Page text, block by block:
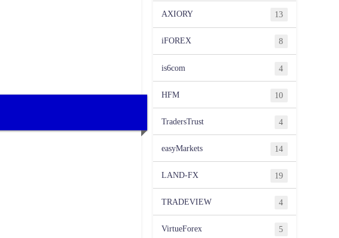
AXIORY 13
iFOREX 8
is6com 4
HFM 10
TradersTrust 4
easyMarkets 14
LAND-FX 19
TRADEVIEW 4
VirtueForex 5